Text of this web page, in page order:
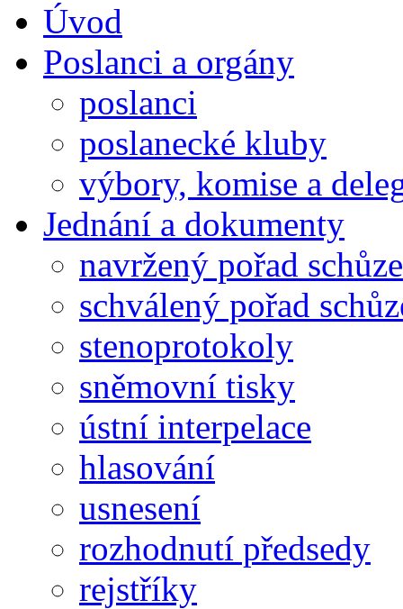
Úvod
Poslanci a orgány
poslanci
poslanecké kluby
výbory, komise a
Jednání a dokumenty
navržený pořad schůze
schválený pořad
stenoprotokoly
sněmovní tisky
ústní interpelace
hlasování
usnesení
rozhodnutí předsedy
rejstříky